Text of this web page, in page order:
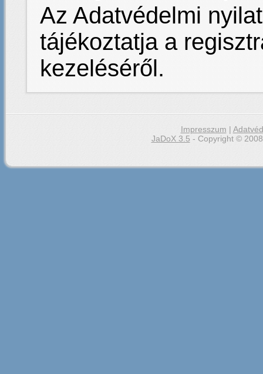
Az Adatvédelmi
tájékoztatja a
kezeléséről.
Impresszum |
JaDoX 3.5 - Copyright ©